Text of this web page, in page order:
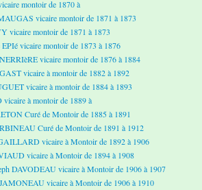
montoir de 1870 à
vicaire montoir de 1871 à 1873
vicaire montoir de 1871 à 1873
vicaire montoir de 1873 à 1876
vicaire montoir de 1876 à 1884
vicaire à montoir de 1882 à 1892
vicaire à montoir de 1884 à 1893
à montoir de 1889 à
Curé de Montoir de 1885 à 1891
Curé de Montoir de 1891 à 1912
vicaire à Montoir de 1892 à 1906
vicaire à Montoir de 1894 à 1908
DAVODEAU vicaire à Montoir de 1906 à 1907
vicaire à Montoir de 1906 à 1910